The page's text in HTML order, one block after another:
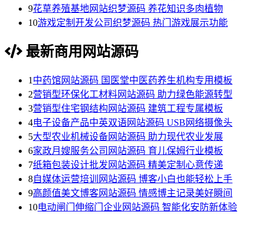
9花草养殖基地网站织梦源码 养花知识多肉植物
10游戏定制开发公司织梦源码 热门游戏展示功能
最新商用网站源码
1 中药馆网站源码 国医堂中医药养生机构专用模板
2营销型环保化工材料网站源码 助力绿色能源转型
3营销型住宅钢结构网站源码 建筑工程专属模板
4电子设备产品中英双语网站源码 USB网络摄像头
5大型农业机械设备网站源码 助力现代农业发展
6家政月嫂服务公司网站源码 育儿保姆行业模板
7纸箱包装设计批发网站源码 精美定制心意传递
8自媒体运营培训网站源码 博客小白也能轻松上手
9高颜值美文博客网站源码 情感博主记录美好瞬间
10电动闸门伸缩门企业网站源码 智能化安防新体验